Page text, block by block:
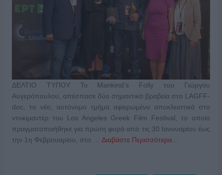
ΔΕΛΤΙΟ ΤΥΠΟΥ Το Mankind’s Folly του Γιώργου
Αυγερόπουλου, απέσπασε δύο σημαντικά βραβεία στο LAGFF-
doc, το νέο, αυτόνομο τμήμα αφιερωμένο αποκλειστικά στο
ντοκιμαντέρ του Los Angeles Greek Film Festival, το οποίο
πραγματοποιήθηκε για πρώτη φορά από τις 30 Ιανουαρίου έως
την 1η Φεβρουαρίου, στο … Διαβάστε Περισσότερα...